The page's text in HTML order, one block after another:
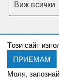
Tози сайт
ПРИЕМАМ
Моля,
Виж всички
Copyright